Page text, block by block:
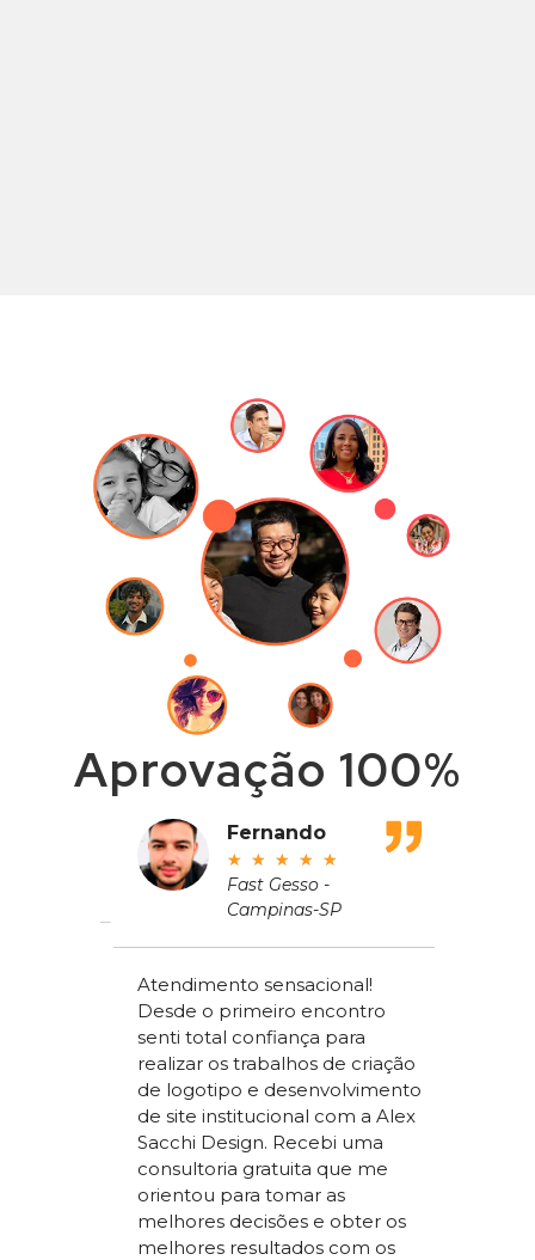
Aprovação 100%
Fernando
★ ★ ★ ★ ★
Fast Gesso -
Campinas-SP
Atendimento sensacional!
Desde o primeiro encontro
senti total confiança para
realizar os trabalhos de criação
de logotipo e desenvolvimento
de site institucional com a Alex
Sacchi Design. Recebi uma
consultoria gratuita que me
orientou para tomar as
melhores decisões e obter os
melhores resultados com os